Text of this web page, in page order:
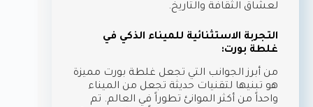
لعشاق الثقافة والتاريخ.
التجربة الاستثنائية للميناء الذكي في
غلطة بورت:
من أبرز الجوانب التي تجعل غلطة بورت مميزة
هو تبنيها لتقنيات حديثة تجعل من الميناء
واحداً من أكثر الموانئ تطوراً في العالم. تم